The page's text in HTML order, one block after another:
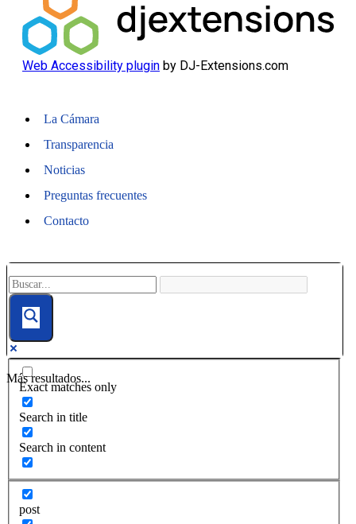
Web Accessibility plugin by DJ-Extensions.com
La Cámara
Transparencia
Noticias
Preguntas frecuentes
Contacto
Más resultados...
Exact matches only
Search in title
Search in content
post